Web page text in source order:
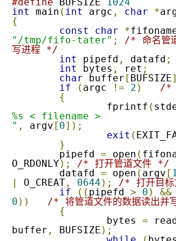
int
main ( int argc , char *
{
const
char *
"/tmp/fifo-tater" ;
/* 命名管
写进程 */
int
pipefd , datafd ;
int
bytes , ret ;
char buffer [ BUFSIZE
if
( argc != 2 )
/*
{
		fprintf
(
%s < filename >
" , argv [ 0]);
exit (
}
	pipefd
= open (
O_RDONLY);
/* 打开管道文件 */
	datafd
= open ( argv [ 1
|
O_CREAT, 0644 );
/* 打开目
if
(( pipefd > 0 ) &&
0 ))
/* 将管道文件的数据读出并
{
		bytes
=
buffer , BUFSIZE );